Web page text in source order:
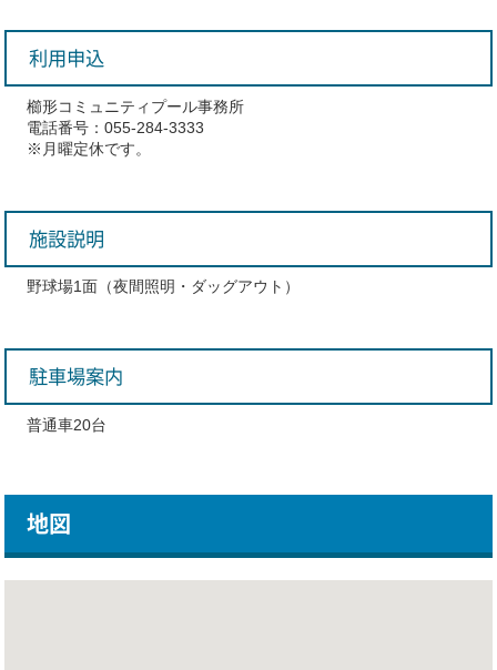
利用申込
櫛形コミュニティプール事務所
電話番号：055-284-3333
※月曜定休です。
施設説明
野球場1面（夜間照明・ダッグアウト）
駐車場案内
普通車20台
地図